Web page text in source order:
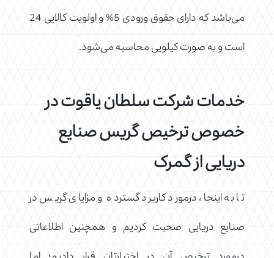
می‌باشد که دارای حقوق ورودی 5% و اولویت کالایی 24
است و به صورت کیلویی محاسبه می‌شود.
خدمات شرکت سلطان یاقوت در
خصوص ترخیص گریس صنایع
دریایی از گمرک
تا به اینجا، درمورد کاربرد گسترده و مزایای گریس در
صنایع دریایی صحبت کردیم و همچنین اطلاعاتی